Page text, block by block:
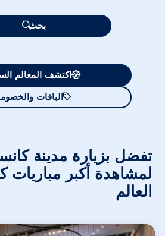
بحث
اكتشف المعالم
الباقات
تفضل بزيارة مدينة
لمشاهدة أكبر مباريات
العالم